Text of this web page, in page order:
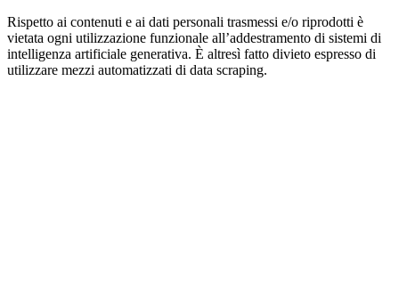
Rispetto ai contenuti e ai dati personali trasmessi e/o riprodotti è
vietata ogni utilizzazione funzionale all’addestramento di sistemi di
intelligenza artificiale generativa. È altresì fatto divieto espresso di
utilizzare mezzi automatizzati di data scraping.